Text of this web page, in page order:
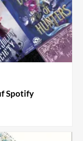
Spotify